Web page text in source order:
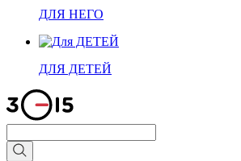
ДЛЯ НЕГО
ДЛЯ ДЕТЕЙ